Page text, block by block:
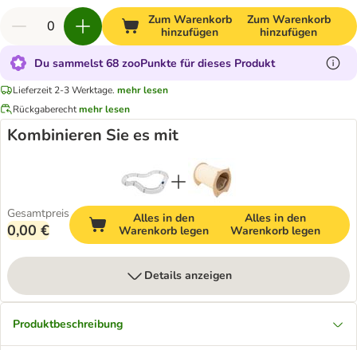
Zum Warenkorb
hinzufügen
Zum Warenkorb
hinzufügen
Du sammelst 68 zooPunkte für dieses Produkt
Lieferzeit 2-3 Werktage. mehr lesen
Rückgaberechtmehr lesen
Kombinieren Sie es mit
Gesamtpreis
0,00 €
Alles in den
Warenkorb legen
Alles in den
Warenkorb legen
Details anzeigen
Produktbeschreibung